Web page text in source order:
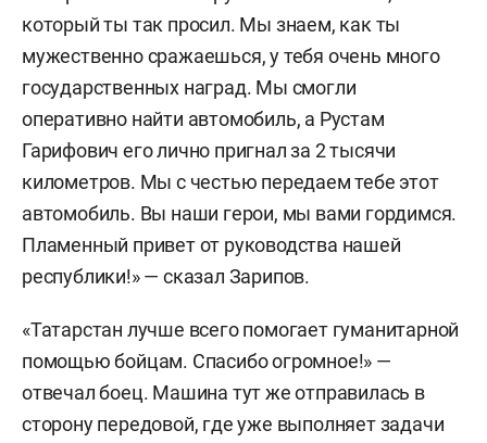
который ты так просил. Мы знаем, как ты
мужественно сражаешься, у тебя очень много
государственных наград. Мы смогли
оперативно найти автомобиль, а Рустам
Гарифович его лично пригнал за 2 тысячи
километров. Мы с честью передаем тебе этот
автомобиль. Вы наши герои, мы вами гордимся.
Пламенный привет от руководства нашей
республики!» — сказал Зарипов.
«Татарстан лучше всего помогает гуманитарной
помощью бойцам. Спасибо огромное!» —
отвечал боец. Машина тут же отправилась в
сторону передовой, где уже выполняет задачи